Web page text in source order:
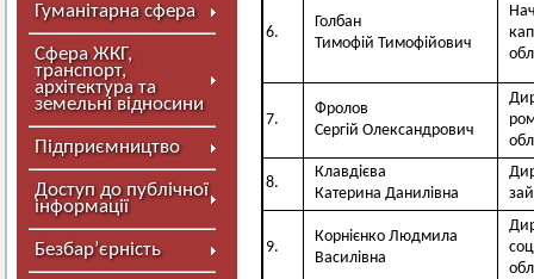
Гуманітарна сфера
Сфера ЖКГ,
транспорт,
архітектура та
земельні відносини
Підприємництво
Доступ до публічної
інформації
Безбар’єрність
6.
Голбан
Тимофій Тимофійович
7.
Фролов
Сергій Олександрович
8.
Клавдієва
Катерина Данилівна
9.
Корнієнко Людмила
Василівна